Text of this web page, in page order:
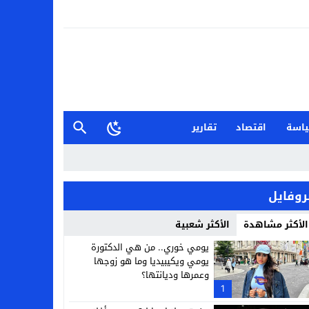
اقتصاد
تقارير
الأكثر مشاهدة الأكثر شعبية
1
يومي خوري.. من هي الدكتورة
يومي ويكيبيديا وما هو زوجها
وعمرها وديانتها؟